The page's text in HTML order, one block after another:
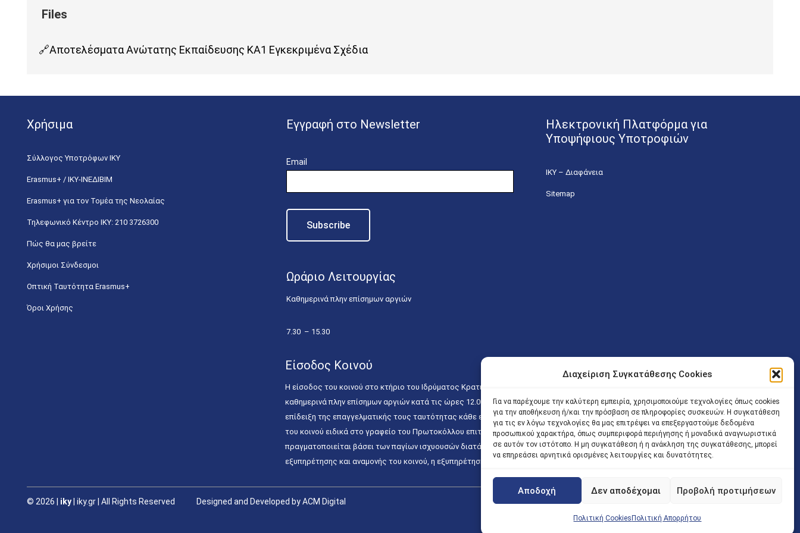
Διαχείριση Συγκατάθεσης Cookies
Για να παρέχουμε την καλύτερη εμπειρία, χρησιμοποιούμε τεχνολογίες όπως cookies
για την αποθήκευση ή/και την πρόσβαση σε πληροφορίες συσκευών. Η συγκατάθεση
για τις εν λόγω τεχνολογίες θα μας επιτρέψει να επεξεργαστούμε δεδομένα
προσωπικού χαρακτήρα, όπως συμπεριφορά περιήγησης ή μοναδικά αναγνωριστικά
σε αυτόν τον ιστότοπο. Η μη συγκατάθεση ή η ανάκληση της συγκατάθεσης, μπορεί
να επηρεάσει αρνητικά ορισμένες λειτουργίες και δυνατότητες.
Αποδοχή Δεν αποδέχομαι Προβολή προτιμήσεων
Πολιτική Cookies Πολιτική Απορρήτου
Αποτελέσματα Ανώτατης Εκπαίδευσης ΚΑ1 Εγκεκριμένα Σχέδια
Χρήσιμα
Σύλλογος Υποτρόφων ΙΚΥ
Erasmus+ / ΙΚΥ-ΙΝΕΔΙΒΙΜ
Erasmus+ για τον Τομέα της Νεολαίας
Τηλεφωνικό Κέντρο IKY: 210 3726300
Πώς θα μας βρείτε
Χρήσιμοι Σύνδεσμοι
Οπτική Ταυτότητα Erasmus+
Όροι Χρήσης
Εγγραφή στο Newsletter
Email
Ωράριο Λειτουργίας
Καθημερινά πλην επίσημων αργιών
7.30 – 15.30
Ηλεκτρονική Πλατφόρμα για
Υποψήφιους Υποτροφιών
ΙΚΥ – Διαφάνεια
Sitemap
Είσοδος Κοινού
Η είσοδος του κοινού στο κτήριο του Ιδρύματος Κρατικών Υποτροφιών (Λ. Εθνικής Αντιστάσεως 41 T.K.14234 Νέα Ιωνία), επιτρέπεται
καθημερινά πλην επίσημων αργιών κατά τις ώρες 12.00 – 15.00. Η είσοδος των Δικηγόρων στο κτήριο επιτρέπεται ελεύθερα με την
επίδειξη της επαγγελματικής τους ταυτότητας κάθε εργάσιμη ημέρα και ώρα χωρίς κανέναν χρονικό ή άλλο περιορισμό. Η είσοδος
του κοινού ειδικά στο γραφείο του Πρωτοκόλλου επιτρέπεται καθημερινά κατά τις ώρες 9.00 – 15.00. Η εξυπηρέτηση του κοινού
πραγματοποιείται βάσει των παγίων ισχυουσών διατάξεων. Για την αποφυγή συνωστισμού εντός του εσωτερικού χώρου
εξυπηρέτησης και αναμονής του κοινού, η εξυπηρέτησή του δύναται να πραγματοποιείται κατόπιν προγραμματισμένου ραντεβού.
© 2026 | iky| iky.gr | All Rights Reserved Designed and Developed by ACM Digital